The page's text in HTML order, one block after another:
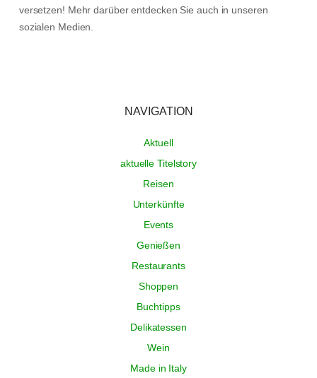
versetzen! Mehr darüber entdecken Sie auch in unseren
sozialen Medien.
NAVIGATION
Aktuell
aktuelle Titelstory
Reisen
Unterkünfte
Events
Genießen
Restaurants
Shoppen
Buchtipps
Delikatessen
Wein
Made in Italy